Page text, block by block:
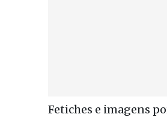
Fetiches e imagens